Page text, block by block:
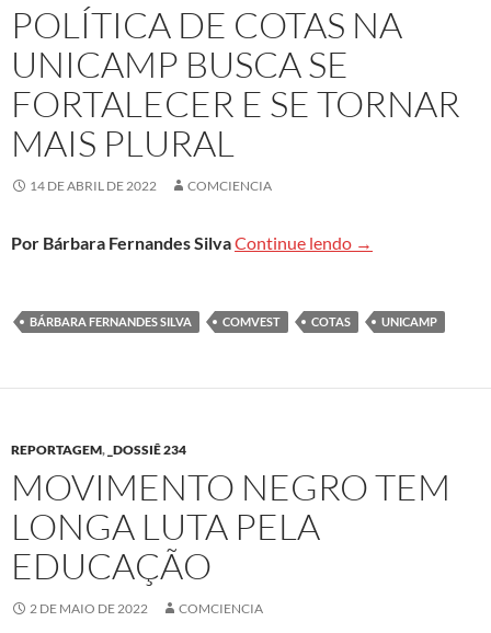
POLÍTICA DE COTAS NA
UNICAMP BUSCA SE
FORTALECER E SE TORNAR
MAIS PLURAL
14 DE ABRIL DE 2022 COMCIENCIA
Por Bárbara Fernandes SilvaContinue lendo Política de cotas
→
BÁRBARA FERNANDES SILVA COMVEST COTAS UNICAMP
REPORTAGEM, _DOSSIÊ 234
MOVIMENTO NEGRO TEM
LONGA LUTA PELA
EDUCAÇÃO
2 DE MAIO DE 2022 COMCIENCIA